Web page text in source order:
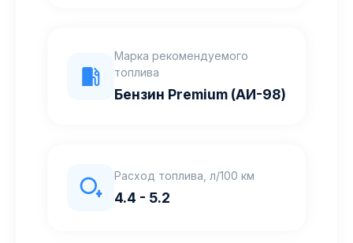
Марка рекомендуемого
топлива
Бензин Premium (АИ-98)
Расход топлива, л/100 км
4.4 - 5.2